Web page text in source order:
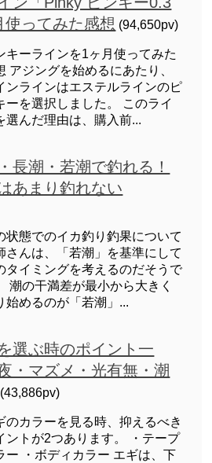
使ってみた感想 (94,650pv)
キーラインを1ヶ月使ってみた
アジングを始めるにあたり、
ンラインはエステルラインのピ
ーを選択しました。 このライ
選んだ理由は、購入前...
長潮・若潮で釣れる！
あまり釣れない
状態でのイカ釣り釣果について
さんは、「若潮」を基準にして
タイミングを考えるのだそうで
潮の干満差が最小から大きく
始めるのが「若潮」...
選ぶ時のポイント一
・マズメ・光有無・潮
(43,886pv)
のカラーを見る時、抑えるべき
ントが2つあります。 ・テープ
ー ・ボディカラー エギは、下